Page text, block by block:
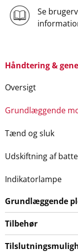
Se
Håndtering &
Oversigt
Grundlæggende
Tænd og sluk
Udskiftning af
Indikatorlampe
Grundlæggende
Tilbehør